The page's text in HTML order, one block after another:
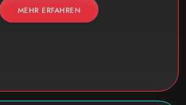
MEHR ERFAHREN